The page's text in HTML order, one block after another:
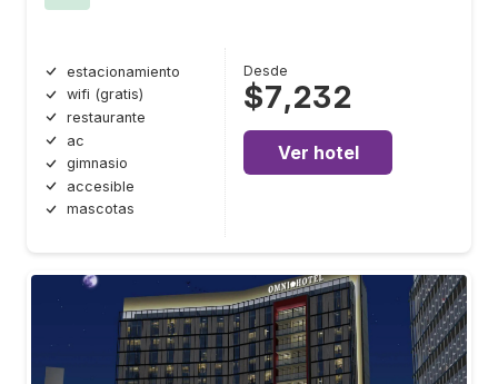
estacionamiento
wifi (gratis)
restaurante
ac
gimnasio
accesible
mascotas
Desde
$7,232
Ver hotel